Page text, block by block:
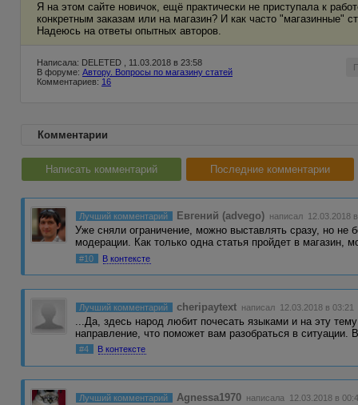
Я на этом сайте новичок, ещё практически не приступала к
конкретным заказам или на магазин? И как часто "магазинные"
Надеюсь на ответы опытных авторов.
Написала: DELETED , 11.03.2018 в 23:58
В форуме: Автору. Вопросы по магазину статей
Комментариев: 16
Комментарии
Написать комментарий Последние комментарии
Лучший комментарий Евгений (advego) написал 12.03.2018
Уже сняли ограничение, можно выставлять сразу, но не
модерации. Как только одна статья пройдет в магазин,
#10 В контексте
Лучший комментарий cheripaytext написал 12.03.2018 в 03:21
...Да, здесь народ любит почесать языками и на эту
направление, что поможет вам разобраться в ситуации.
#4 В контексте
Лучший комментарий Agnessa1970 написала 12.03.2018 в